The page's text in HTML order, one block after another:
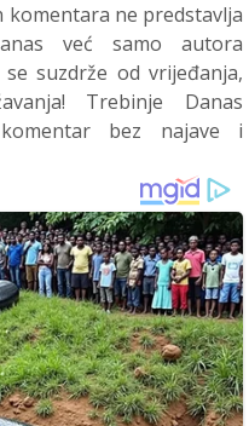
komentara ne predstavlja
već samo autora
suzdrže od vrijeđanja,
Trebinje Danas
bez najave i